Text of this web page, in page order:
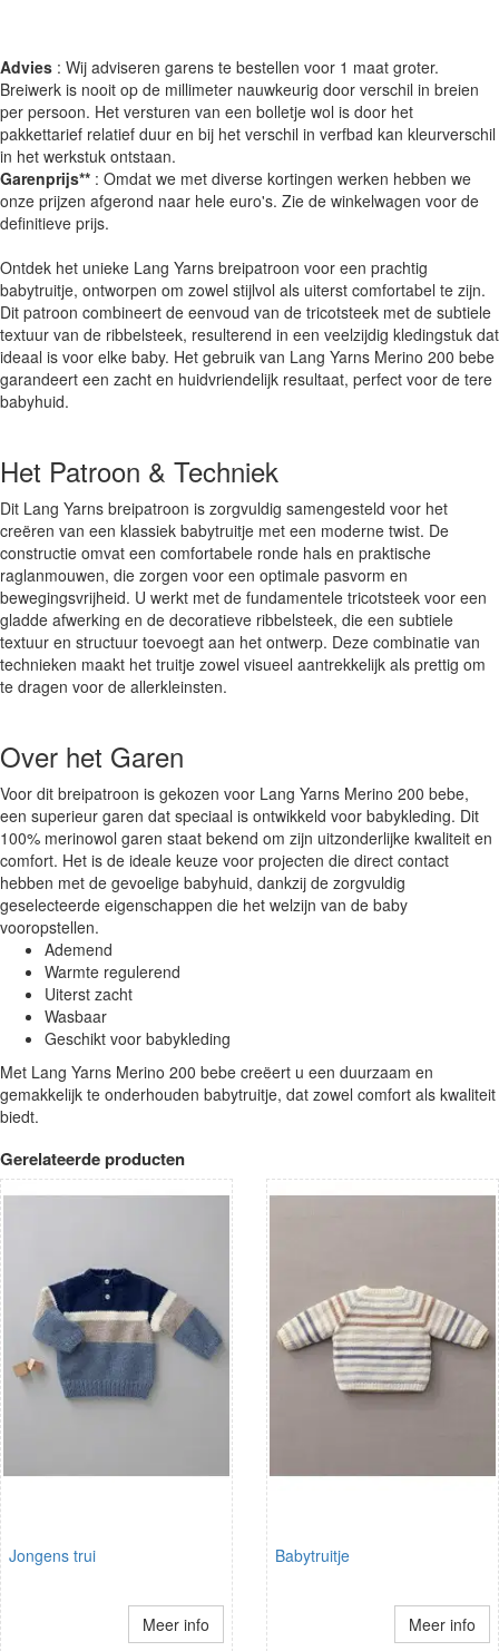
Advies : Wij adviseren garens te bestellen voor 1 maat groter.
Breiwerk is nooit op de millimeter nauwkeurig door verschil in breien
per persoon. Het versturen van een bolletje wol is door het
pakkettarief relatief duur en bij het verschil in verfbad kan kleurverschil
in het werkstuk ontstaan.
Garenprijs** : Omdat we met diverse kortingen werken hebben we
onze prijzen afgerond naar hele euro's. Zie de winkelwagen voor de
definitieve prijs.
Ontdek het unieke Lang Yarns breipatroon voor een prachtig
babytruitje, ontworpen om zowel stijlvol als uiterst comfortabel te zijn.
Dit patroon combineert de eenvoud van de tricotsteek met de subtiele
textuur van de ribbelsteek, resulterend in een veelzijdig kledingstuk dat
ideaal is voor elke baby. Het gebruik van Lang Yarns Merino 200 bebe
garandeert een zacht en huidvriendelijk resultaat, perfect voor de tere
babyhuid.
Het Patroon & Techniek
Dit Lang Yarns breipatroon is zorgvuldig samengesteld voor het
creëren van een klassiek babytruitje met een moderne twist. De
constructie omvat een comfortabele ronde hals en praktische
raglanmouwen, die zorgen voor een optimale pasvorm en
bewegingsvrijheid. U werkt met de fundamentele tricotsteek voor een
gladde afwerking en de decoratieve ribbelsteek, die een subtiele
textuur en structuur toevoegt aan het ontwerp. Deze combinatie van
technieken maakt het truitje zowel visueel aantrekkelijk als prettig om
te dragen voor de allerkleinsten.
Over het Garen
Voor dit breipatroon is gekozen voor Lang Yarns Merino 200 bebe,
een superieur garen dat speciaal is ontwikkeld voor babykleding. Dit
100% merinowol garen staat bekend om zijn uitzonderlijke kwaliteit en
comfort. Het is de ideale keuze voor projecten die direct contact
hebben met de gevoelige babyhuid, dankzij de zorgvuldig
geselecteerde eigenschappen die het welzijn van de baby
vooropstellen.
Ademend
Warmte regulerend
Uiterst zacht
Wasbaar
Geschikt voor babykleding
Met Lang Yarns Merino 200 bebe creëert u een duurzaam en
gemakkelijk te onderhouden babytruitje, dat zowel comfort als kwaliteit
biedt.
Gerelateerde producten
Jongens trui
Meer info
Babytruitje
Meer info